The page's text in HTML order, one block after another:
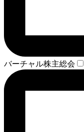
バーチャル株主総会